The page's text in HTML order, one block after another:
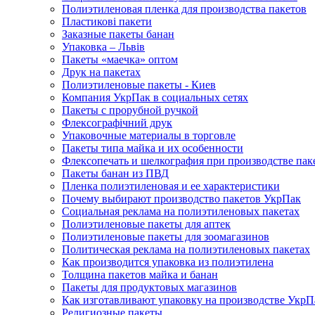
Полиэтиленовая пленка для производства пакетов
Пластикові пакети
Заказные пакеты банан
Упаковка – Львів
Пакеты «маечка» оптом
Друк на пакетах
Полиэтиленовые пакеты - Киев
Компания УкрПак в социальных сетях
Пакеты с прорубной ручкой
Флексографічний друк
Упаковочные материалы в торговле
Пакеты типа майка и их особенности
Флексопечать и шелкография при производстве
Пакеты банан из ПВД
Пленка полиэтиленовая и ее характеристики
Почему выбирают производство пакетов УкрПак
Социальная реклама на полиэтиленовых пакетах
Полиэтиленовые пакеты для аптек
Полиэтиленовые пакеты для зоомагазинов
Политическая реклама на полиэтиленовых пакетах
Как производится упаковка из полиэтилена
Толщина пакетов майка и банан
Пакеты для продуктовых магазинов
Как изготавливают упаковку на производстве
Религиозные пакеты